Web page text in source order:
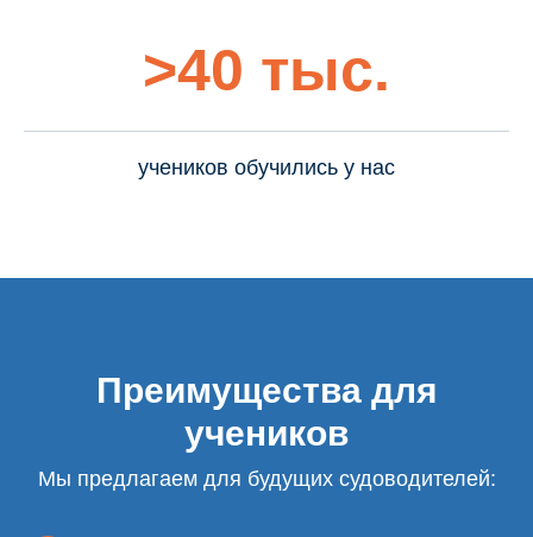
>40 тыс.
учеников обучились у нас
Преимущества для
учеников
Мы предлагаем для будущих судоводителей: